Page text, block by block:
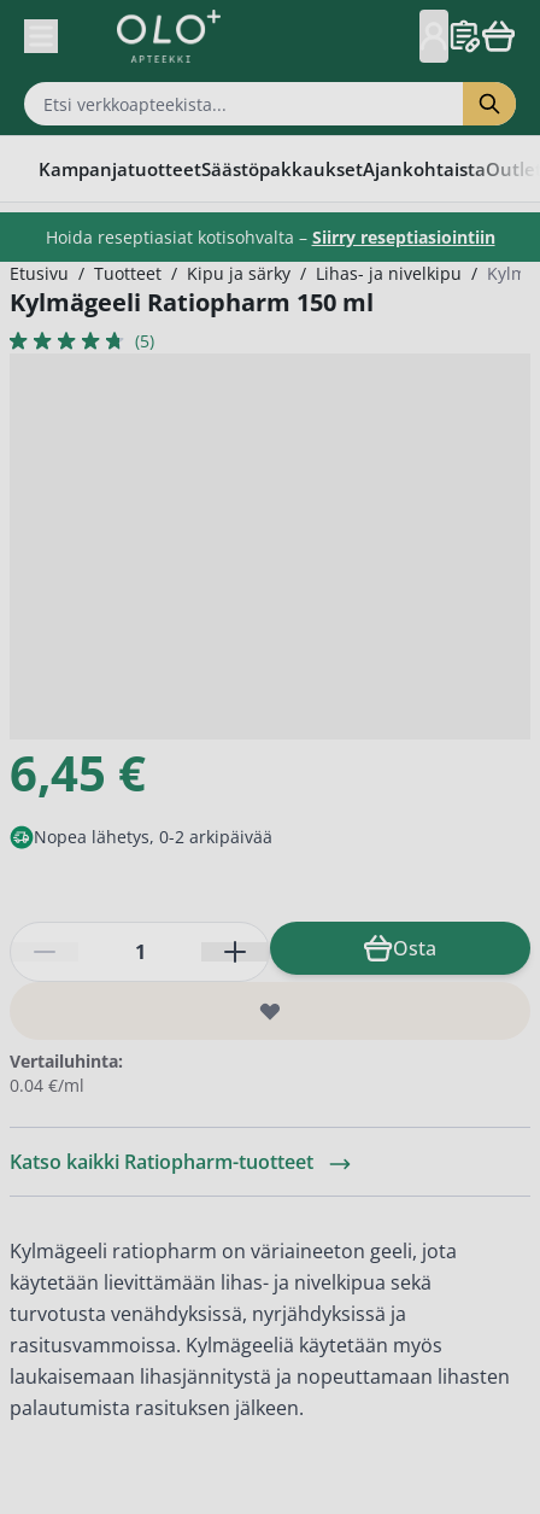
Skip to Content
KampanjatuotteetSäästöpakkauksetAjankohtaista
Hoida reseptiasiat kotisohvalta – Siirry reseptiasiointiin
Etusivu / Tuotteet / Kipu ja särky / Lihas- ja nivelkipu /
Kylmägeeli Ratiopharm 150 ml
(5)
6,45 €
Nopea lähetys, 0-2 arkipäivää
Osta
Vertailuhinta:
0.04 €/ml
Katso kaikki Ratiopharm-tuotteet
Kylmägeeli ratiopharm on väriaineeton geeli, jota
käytetään lievittämään lihas- ja nivelkipua sekä
turvotusta venähdyksissä, nyrjähdyksissä ja
rasitusvammoissa. Kylmägeeliä käytetään myös
laukaisemaan lihasjännitystä ja nopeuttamaan lihasten
palautumista rasituksen jälkeen.